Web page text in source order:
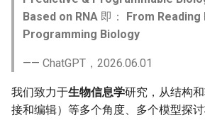
Based on RNA 即： From
Programming Biology
—— ChatGPT，2026.06.01
我们致力于生物信息学研究，从结构
接和编辑）等多个角度、多个模型探讨